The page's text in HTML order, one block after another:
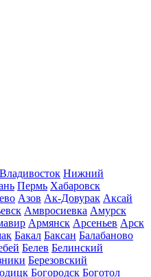
Владивосток Нижний
Пермь Хабаровск
Азов Ак-Довурак Аксай
Амвросиевка Амурск
Армянск Арсеньев Арск
Бакал Баксан Балабаново
Белев Белинский
Березовский
Богородск Боготол